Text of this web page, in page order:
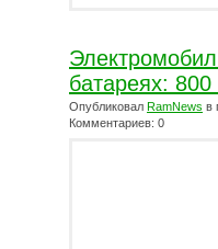
батареях:
Опубликовал RamNews в
Комментариев: 0